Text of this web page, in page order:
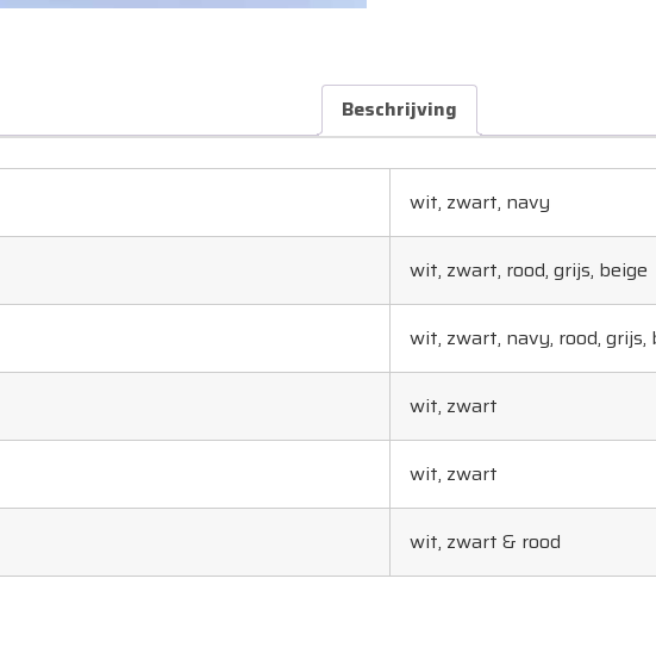
Beschrijving
wit, zwart, navy
wit, zwart, rood, grijs, beige
wit, zwart, navy, rood, grijs,
wit, zwart
wit, zwart
wit, zwart & rood